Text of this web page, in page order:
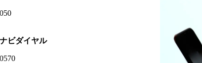
050
ナビダイヤル
0570